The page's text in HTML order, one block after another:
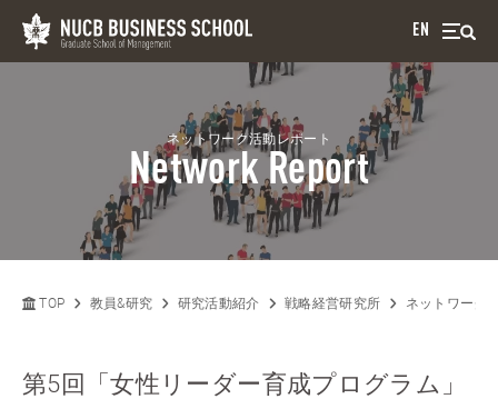
EN
ネットワーク活動レポート
Network Report
TOP 教員&研究 研究活動紹介 戦略経営研究所 ネットワーク
第5回「女性リーダー育成プログラム」